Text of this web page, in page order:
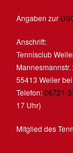
Angaben zur
Anschrift:
Tennisclub
Mannesmannstr.
55413 Weiler
Telefon:06721-
17 Uhr)
Mitglied des